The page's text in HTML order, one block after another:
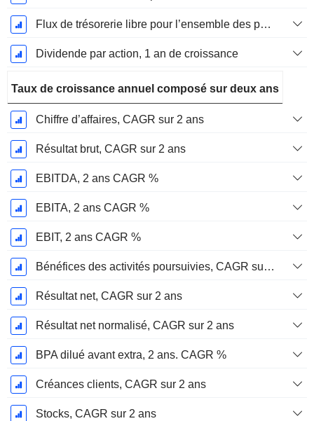
Flux de trésorerie libre pour l’ensemble des pourvoyeurs de fonds (créanciers et actionnaires) FCFF, Croissance 1 an
Dividende par action, 1 an de croissance
Taux de croissance annuel composé sur deux ans
Chiffre d’affaires, CAGR sur 2 ans
Résultat brut, CAGR sur 2 ans
EBITDA, 2 ans CAGR %
EBITA, 2 ans CAGR %
EBIT, 2 ans CAGR %
Bénéfices des activités poursuivies, CAGR sur 2 ans
Résultat net, CAGR sur 2 ans
Résultat net normalisé, CAGR sur 2 ans
BPA dilué avant extra, 2 ans. CAGR %
Créances clients, CAGR sur 2 ans
Stocks, CAGR sur 2 ans